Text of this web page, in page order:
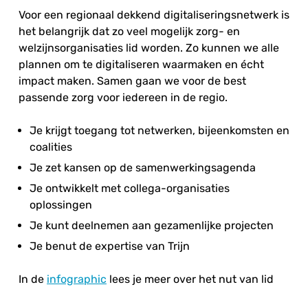
Voor een regionaal dekkend digitaliseringsnetwerk is
het belangrijk dat zo veel mogelijk zorg- en
welzijnsorganisaties lid worden. Zo kunnen we alle
plannen om te digitaliseren waarmaken en écht
impact maken. Samen gaan we voor de best
passende zorg voor iedereen in de regio.
Je krijgt toegang tot netwerken, bijeenkomsten en
coalities
Je zet kansen op de samenwerkingsagenda
Je ontwikkelt met collega-organisaties
oplossingen
Je kunt deelnemen aan gezamenlijke projecten
Je benut de expertise van Trijn
In de infographic lees je meer over het nut van lid